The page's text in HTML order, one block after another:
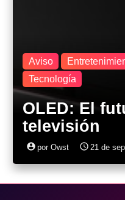
Aviso
Tecnología
OLED: El
televisión
account_circle por Owst access_time 21 de